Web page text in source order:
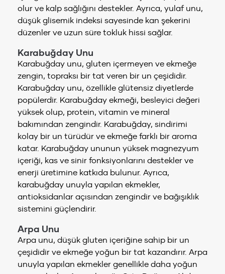
olur ve kalp sağlığını destekler. Ayrıca, yulaf unu,
düşük glisemik indeksi sayesinde kan şekerini
düzenler ve uzun süre tokluk hissi sağlar.
Karabuğday Unu
Karabuğday unu, gluten içermeyen ve ekmeğe
zengin, topraksı bir tat veren bir un çeşididir.
Karabuğday unu, özellikle glütensiz diyetlerde
popülerdir. Karabuğday ekmeği, besleyici değeri
yüksek olup, protein, vitamin ve mineral
bakımından zengindir. Karabuğday, sindirimi
kolay bir un türüdür ve ekmeğe farklı bir aroma
katar. Karabuğday ununun yüksek magnezyum
içeriği, kas ve sinir fonksiyonlarını destekler ve
enerji üretimine katkıda bulunur. Ayrıca,
karabuğday unuyla yapılan ekmekler,
antioksidanlar açısından zengindir ve bağışıklık
sistemini güçlendirir.
Arpa Unu
Arpa unu, düşük gluten içeriğine sahip bir un
çeşididir ve ekmeğe yoğun bir tat kazandırır. Arpa
unuyla yapılan ekmekler genellikle daha yoğun